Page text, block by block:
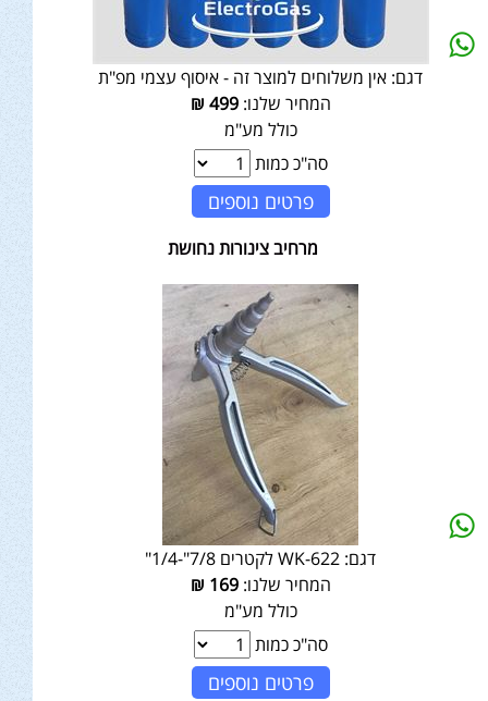
דגם: אין משלוחים למוצר זה - איסוף עצמי מפ"ת
המחיר שלנו:499
₪
כולל מע"מ
סה"כ כמות
פרטים נוספים
מרחיב צינורות נחושת
דגם: WK-622 לקטרים 7/8"-1/4"
המחיר שלנו:169
₪
כולל מע"מ
סה"כ כמות
פרטים נוספים